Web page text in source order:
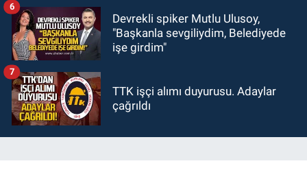
Devrekli spiker Mutlu Ulusoy,
"Başkanla sevgiliydim, Belediyede
işe girdim"
6
TTK işçi alımı duyurusu. Adaylar
çağrıldı
7